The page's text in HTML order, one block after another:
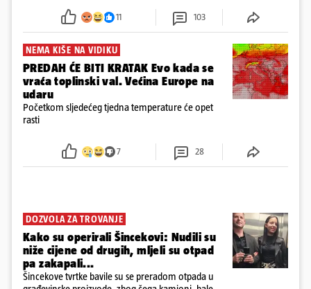
požar, rekao je vlasnik
11 103
NEMA KIŠE NA VIDIKU
PREDAH ĆE BITI KRATAK Evo kada se
vraća toplinski val. Većina Europe na
udaru
Početkom sljedećeg tjedna temperature će opet
rasti
7 28
DOZVOLA ZA TROVANJE
Kako su operirali Šincekovi: Nudili su
niže cijene od drugih, mljeli su otpad
pa zakapali...
Šincekove tvrtke bavile su se preradom otpada u